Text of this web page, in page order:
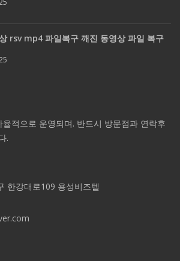
rsv mp4 파일복구 깨진 동영상 파일 복구
적으로 운영되며. 반드시 방문점과 연락후
.
한강대로109 용성비즈텔